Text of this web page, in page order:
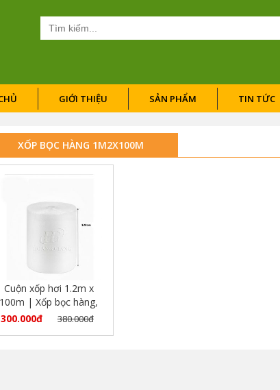
Tìm
kiếm
GIỚI THIỆU SẢN PHẨM TIN TỨC
XỐP BỌC HÀNG 1M2X100M
Cuộn xốp hơi 1.2m x
100m | Xốp bọc hàng,
xốp khí gói hàng
300.000đ 380.000đ